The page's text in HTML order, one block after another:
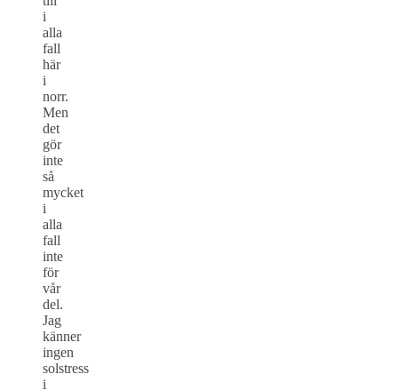
i
alla
fall
här
i
norr.
Men
det
gör
inte
så
mycket
i
alla
fall
inte
för
vår
del.
Jag
känner
ingen
solstress
i